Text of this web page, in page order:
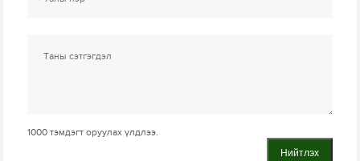
1000 тэмдэгт оруулах үлдлээ.
Нийтлэх